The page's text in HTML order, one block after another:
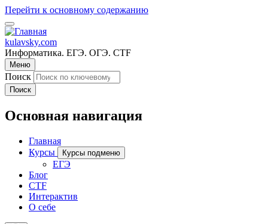
Перейти к основному содержанию
kulavsky.com
Информатика. ЕГЭ. ОГЭ. CTF
Меню
Поиск
Поиск
Основная навигация
Главная
Курсы
Курсы подменю
ЕГЭ
Блог
CTF
Интерактив
О себе